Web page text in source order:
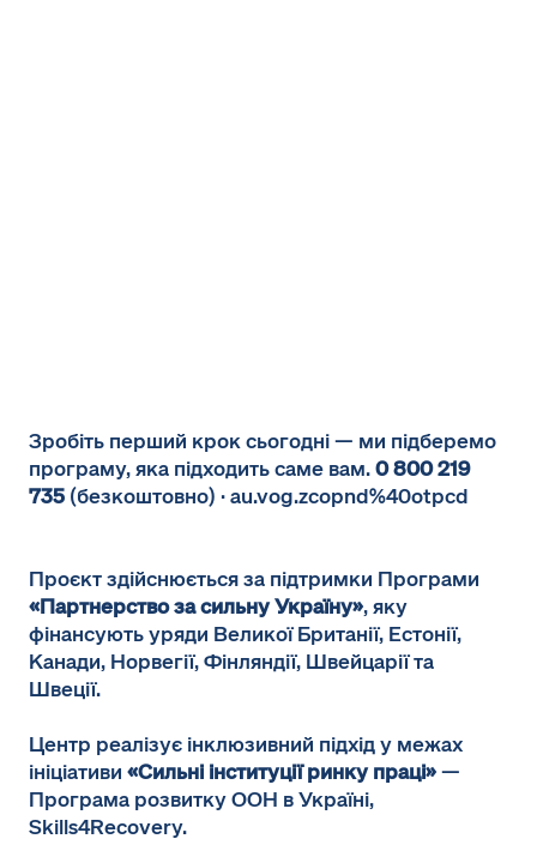
Зробіть перший крок сьогодні — ми підберемо
програму, яка підходить саме вам.0 800 219
735 (безкоштовно) · au.vog.zcopnd%40otpcd
Проєкт здійснюється за підтримки Програми
«Партнерство за сильну Україну», яку
фінансують уряди Великої Британії, Естонії,
Канади, Норвегії, Фінляндії, Швейцарії та
Швеції.
Центр реалізує інклюзивний підхід у межах
ініціативи «Сильні інституції ринку праці»—
Програма розвитку ООН в Україні,
Skills4Recovery.